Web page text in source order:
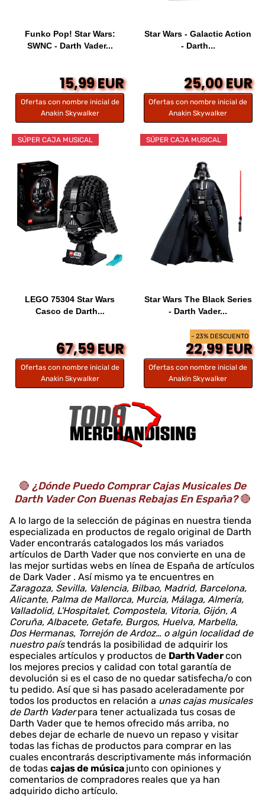
Funko Pop! Star Wars:
SWNC - Darth Vader...
15,99 EUR
Ofertas con nombre inicial de
Anakin Skywalker
Star Wars - Galactic Action
- Darth...
25,00 EUR
Ofertas con nombre inicial de
Anakin Skywalker
SÚPER CAJA MUSICAL
LEGO 75304 Star Wars
Casco de Darth...
67,59 EUR
Ofertas con nombre inicial de
Anakin Skywalker
- 23% DESCUENTO
SÚPER CAJA MUSICAL
Star Wars The Black Series
- Darth Vader...
22,99 EUR
Ofertas con nombre inicial de
Anakin Skywalker
🔴 ¿Dónde Puedo Comprar Cajas Musicales De
Darth Vader Con Buenas Rebajas En España?🔴
A lo largo de la selección de páginas en nuestra tienda
especializada en productos de regalo original de Darth
Vader encontrarás catalogados los más variados
artículos de Darth Vader que nos convierte en una de
las mejor surtidas webs en línea de España de artículos
de Dark Vader . Así mismo ya te encuentres en
Zaragoza, Sevilla, Valencia, Bilbao, Madrid, Barcelona,
Alicante, Palma de Mallorca, Murcia, Málaga, Almería,
Valladolid, L'Hospitalet, Compostela, Vitoria, Gijón, A
Coruña, Albacete, Getafe, Burgos, Huelva, Marbella,
Dos Hermanas, Torrejón de Ardoz… o algún localidad de
nuestro paístendrás la posibilidad de adquirir los
especiales artículos y productos de Darth Vadercon
los mejores precios y calidad con total garantía de
devolución si es el caso de no quedar satisfecha/o con
tu pedido. Así que si has pasado aceleradamente por
todos los productos en relación a unas cajas musicales
de Darth Vader para tener actualizada tus cosas de
Darth Vader que te hemos ofrecido más arriba, no
debes dejar de echarle de nuevo un repaso y visitar
todas las fichas de productos para comprar en las
cuales encontrarás descriptivamente más información
de todas cajas de música junto con opiniones y
comentarios de compradores reales que ya han
adquirido dicho artículo.